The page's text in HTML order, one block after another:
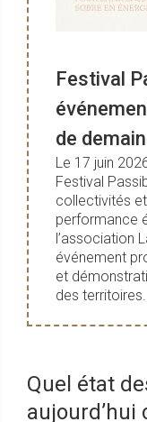
Festival
de demain
Le 17 juin
Festival
collectivités
performance
l’association
événement
et
des territoires.
Quel état
aujourd’hui